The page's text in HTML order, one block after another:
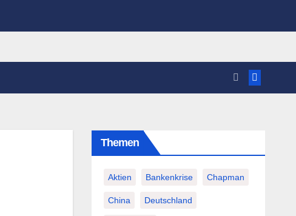
Themen
Aktien Bankenkrise Chapman
China Deutschland